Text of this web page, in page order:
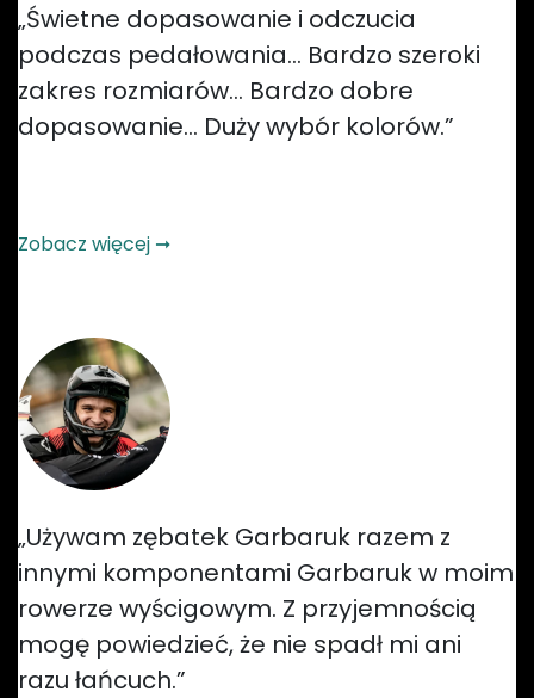
„Świetne dopasowanie i odczucia
podczas pedałowania… Bardzo szeroki
zakres rozmiarów… Bardzo dobre
dopasowanie… Duży wybór kolorów.”
Zobacz więcej ➞
„Używam zębatek Garbaruk razem z
innymi komponentami Garbaruk w moim
rowerze wyścigowym. Z przyjemnością
mogę powiedzieć, że nie spadł mi ani
razu łańcuch.”